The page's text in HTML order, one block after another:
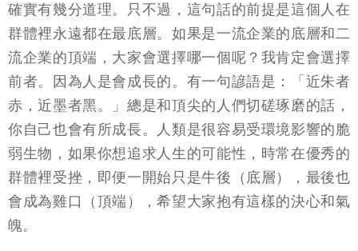
確實有幾分道理。只不過，這句話的前提是這個人在
群體裡永遠都在最底層。如果是一流企業的底層和二
流企業的頂端，大家會選擇哪一個呢？我肯定會選擇
前者。因為人是會成長的。有一句諺語是：「近朱者
赤，近墨者黑。」總是和頂尖的人們切磋琢磨的話，
你自己也會有所成長。人類是很容易受環境影響的脆
弱生物，如果你想追求人生的可能性，時常在優秀的
群體裡受挫，即便一開始只是牛後（底層），最後也
會成為雞口（頂端），希望大家抱有這樣的決心和氣
魄。